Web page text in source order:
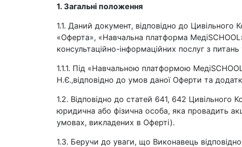
1. Загальні положення
1.1. Даний документ, відповідно до
«Оферта», «Навчальна платформа
консультаційно-інформаційних послуг з питань
1.1.1. Під «Навчальною платформою
Н.Є.,відповідно до умов даної Оферти та
1.2. Відповідно до статей 641, 642 Цивільного
юридична або фізична особа, яка провадить
умовах, викладених в Оферті).
1.3. Беручи до уваги, що Виконавець